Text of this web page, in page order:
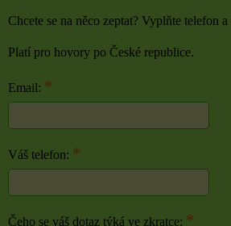
Chcete se na něco zeptat? Vyplňte telefon
Platí pro hovory po České republice.
Email: *
Váš telefon: *
Čeho se váš dotaz týká ve zkratce: *